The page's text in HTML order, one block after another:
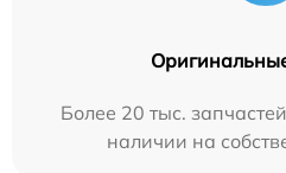
Более 20 тыс.
наличии на